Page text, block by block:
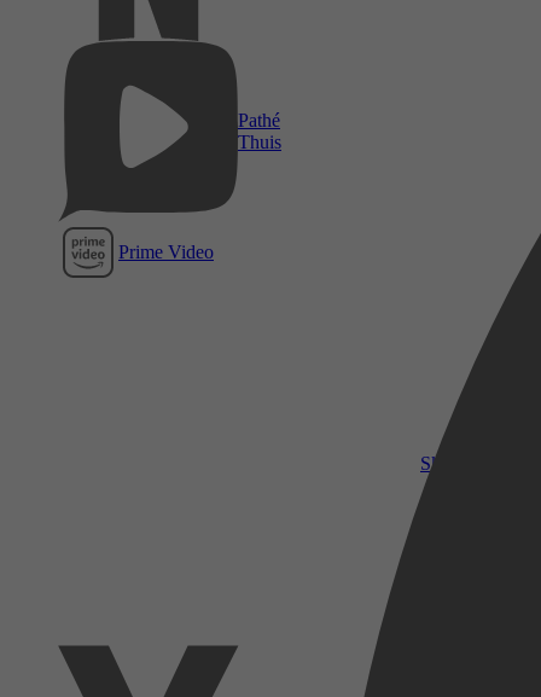
Pathé
Thuis
Prime Video
SkyShowtime